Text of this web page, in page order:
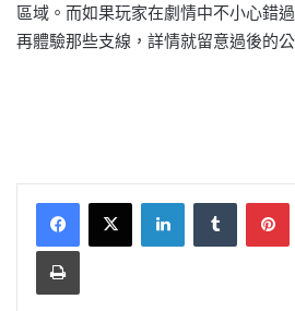
區域。而如果玩家在劇情中不小心錯
再體驗那些支線，詳情就留意過後的公
LinkedInTumblr
Print